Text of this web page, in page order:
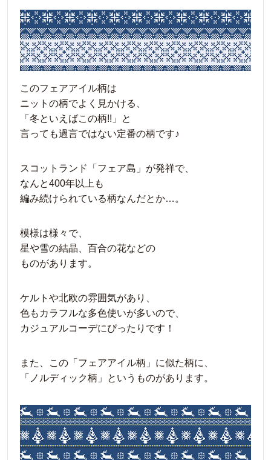
このフェアアイル柄は
ニットの柄でよく見かける、
「冬といえばこの柄!!」と
言っても過言ではない定番の柄です♪
スコットランド「フェア島」が発祥で、
なんと400年以上も
編み続けられている柄なんだとか…。
模様は様々で、
星や雪の結晶、百合の花などの
ものがあります。
ケルトや北欧の雰囲気があり、
色もカラフルな多色使いが多いので、
カジュアルコーデにぴったりです！
また、この「フェアアイル柄」に似た柄に、
「ノルディック柄」というものがあります。